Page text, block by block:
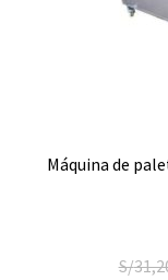
Máquina de
S/